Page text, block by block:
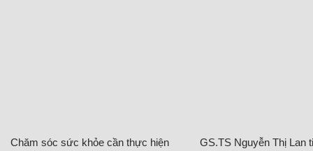
Chăm sóc sức khỏe cần thực hiện
GS.TS Nguyễn Thị Lan